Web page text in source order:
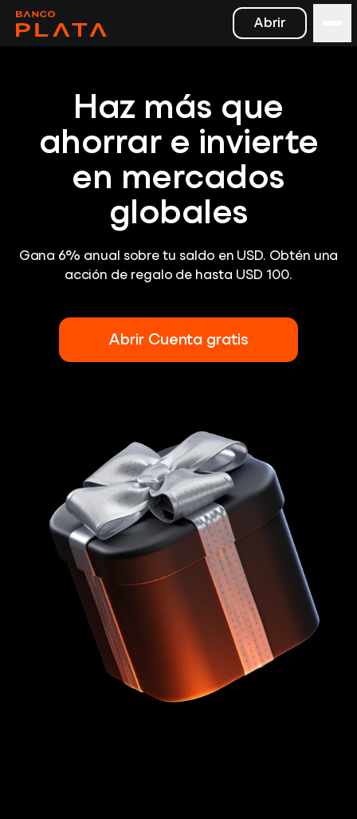
Abrir
Haz más que
ahorrar e invierte
en mercados
globales
Gana 6% anual sobre tu saldo en USD. Obtén una
acción de regalo de hasta USD 100.
Abrir Cuenta gratis